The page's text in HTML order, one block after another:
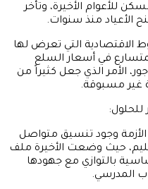
للأعوام الأخيرة، وتأخر
الأعياد منذ سنوات.
التي تعرض لها
في أسعار السلع
الأمر الذي جعل كثيراً من
غير مسبوقة.
للحلول:
الأزمة وجود تنسيق متواصل
حيث وضعت الأخيرة ملف
بالتوازي مع جهودها
المدرسي.